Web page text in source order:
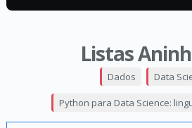
Listas
Dados Data
Python para Data Science: